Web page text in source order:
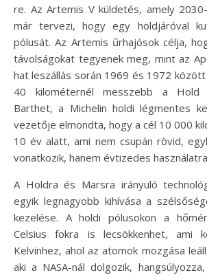
re. Az Artemis V küldetés, amely
már tervezi, hogy egy holdjáróval
pólusát. Az Artemis űrhajósok célja,
távolságokat tegyenek meg, mint az
hat leszállás során 1969 és 1972
40 kilométernél messzebb a Hold
Barthet, a Michelin holdi légmentes
vezetője elmondta, hogy a cél 10 000
10 év alatt, ami nem csupán rövid,
vonatkozik, hanem évtizedes
A Holdra és Marsra irányuló
egyik legnagyobb kihívása a
kezelése. A holdi pólusokon a
Celsius fokra is lecsökkenhet, ami
Kelvinhez, ahol az atomok mozgása
aki a NASA-nál dolgozik,